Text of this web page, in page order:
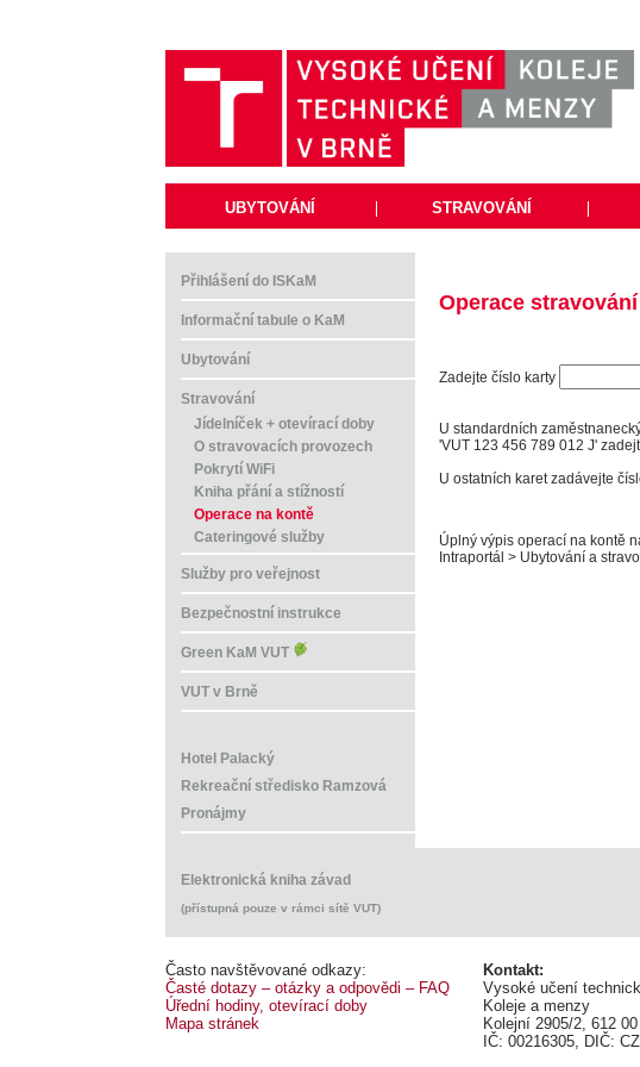
UBYTOVÁNÍ STRAVOVÁNÍ
Přihlášení do ISKaM
Informační tabule o KaM
Ubytování
Stravování
Jídelníček + otevírací doby
O stravovacích provozech
Pokrytí WiFi
Kniha přání a stížností
Operace na kontě
Cateringové služby
Služby pro veřejnost
Bezpečnostní instrukce
Green KaM VUT
VUT v Brně
Hotel Palacký
Rekreační středisko Ramzová
Pronájmy
Elektronická kniha závad
(přístupná pouze v rámci sítě VUT)
Operace
Zadejte číslo karty
U standardních
'VUT 123 456 789 012 J'
U ostatních karet zadávejte
Úplný výpis operací na kontě
Intraportál > Ubytování a
Často navštěvované odkazy:
Časté dotazy – otázky a odpovědi – FAQ
Úřední hodiny, otevírací doby
Mapa stránek
Kontakt:
Vysoké učení
Koleje a menzy
Kolejní 2905/2, 612
IČ: 00216305, DIČ: